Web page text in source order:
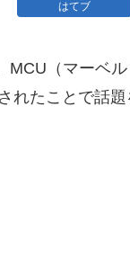
はてブ
MCU（マーベ
れたことで話題